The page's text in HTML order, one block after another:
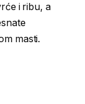
i ribu, a
masti.